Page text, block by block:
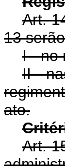
Art.
13
I - no
II -
ato.
Art.